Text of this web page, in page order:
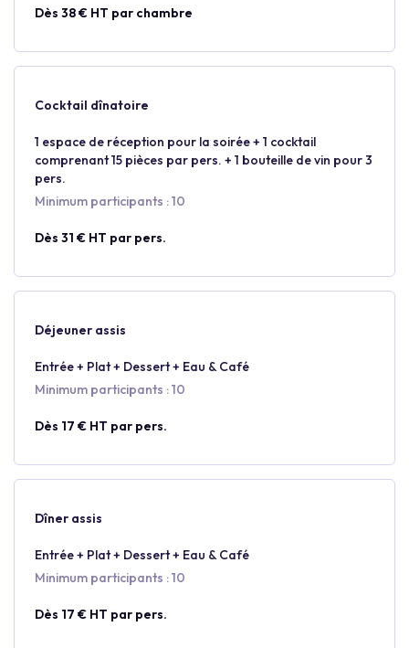
Dès 38 € HT par chambre
Cocktail dînatoire
1 espace de réception pour la soirée + 1 cocktail
comprenant 15 pièces par pers. + 1 bouteille de vin pour 3
pers.
Minimum participants : 10
Dès 31 € HT par pers.
Déjeuner assis
Entrée + Plat + Dessert + Eau & Café
Minimum participants : 10
Dès 17 € HT par pers.
Dîner assis
Entrée + Plat + Dessert + Eau & Café
Minimum participants : 10
Dès 17 € HT par pers.